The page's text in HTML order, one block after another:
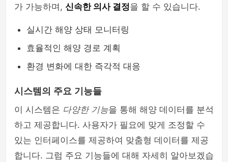
가 가능하며, 신속한 의사 결정을 할 수 있습니다.
실시간 해양 상태 모니터링
효율적인 해양 경로 계획
환경 변화에 대한 즉각적 대응
시스템의 주요 기능들
이 시스템은 다양한 기능을 통해 해양 데이터를 분석
하고 제공합니다. 사용자가 필요에 맞게 조정할 수
있는 인터페이스를 제공하여 맞춤형 데이터를 제공
합니다. 그럼 주요 기능들에 대해 자세히 알아보겠습